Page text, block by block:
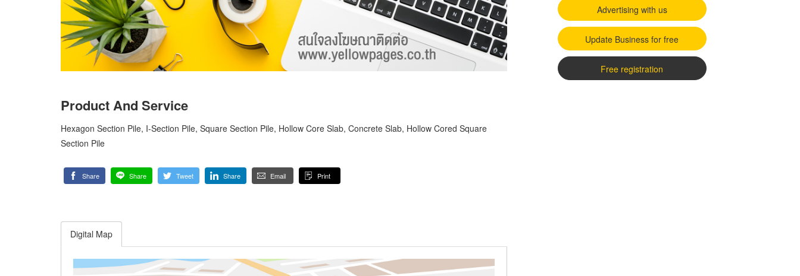
Product And Service
Hexagon Section Pile, I-Section Pile, Square Section Pile, Hollow Core Slab, Concrete Slab, Hollow Cored Square
Section Pile
Share Share Tweet Share Email Print
Digital Map
Advertising with us
Update Business for free
Free registration